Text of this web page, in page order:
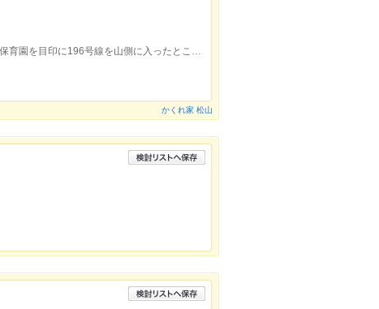
JR堀江駅より857m、徒歩16分、福角保育園を目印に196号線を山側に入ったところです。
かくれ家 松山